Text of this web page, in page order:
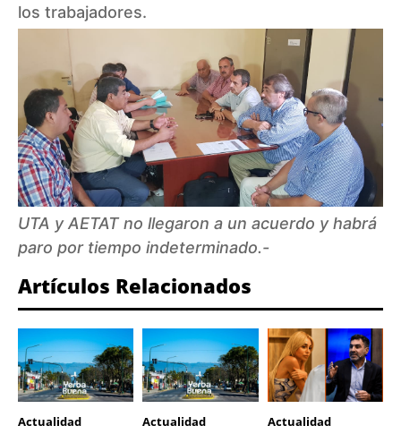
los trabajadores.
UTA y AETAT no llegaron a un acuerdo y habrá
paro por tiempo indeterminado.-
Artículos Relacionados
Actualidad Actualidad Actualidad